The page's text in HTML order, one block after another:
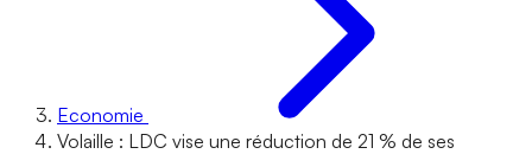
Economie
Volaille : LDC vise une réduction de 21 % de ses